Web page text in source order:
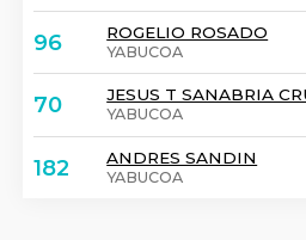
96 ROGELIO ROSADO
YABUCOA
70 JESUS T SANABRIA
YABUCOA
182 ANDRES SANDIN
YABUCOA